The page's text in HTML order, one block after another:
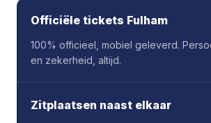
Officiële tickets Fulham
100% officieel, mobiel geleverd.
en zekerheid, altijd.
Zitplaatsen naast elkaar